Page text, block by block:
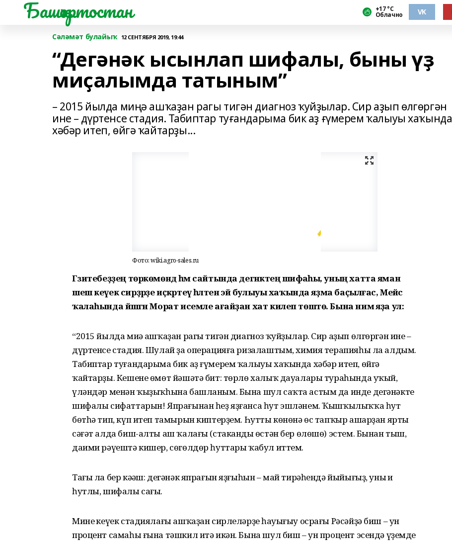
Башҡортостан +17 °С
Облачно VK
Сәләмәт булайыҡ 12 СЕНТЯБРЯ 2019, 19:44
“Дегәнәк ысынлап шифалы, быны үҙ
миҫалымда татыным”
– 2015 йылда миңә ашҡаҙан рагы тигән диагноз ҡуйҙылар. Сир аҙып өлгөргән
ине – дүртенсе стадия. Табиптар туғандарыма бик аҙ ғүмерем ҡалыуы хаҡында
хәбәр итеп, өйгә ҡайтарҙы...
Фото: wiki.agro-sales.ru
Гәзитебеҙҙең төркөмөндә һәм сайтында дегәнәктең шифаһы, уның хатта яман
шеш кеүек сирҙәрҙе иҫкәртеү һәләтенә эйә булыуы хаҡында яҙма баҫылғас, Мейәс
ҡалаһында йәшәгән Морат исемле ағайҙан хат килеп төштө. Бына нимә яҙа ул:
“2015 йылда миңә ашҡаҙан рагы тигән диагноз ҡуйҙылар. Сир аҙып өлгөргән ине –
дүртенсе стадия. Шулай ҙа операцияға ризалаштым, химия терапияһы ла алдым.
Табиптар туғандарыма бик аҙ ғүмерем ҡалыуы хаҡында хәбәр итеп, өйгә
ҡайтарҙы. Кешене өмөт йәшәтә бит: төрлө халыҡ дауалары тураһында уҡый,
үләндәр менән ҡыҙыҡһына башланым. Бына шул саҡта астым да инде дегәнәктең
шифалы сифаттарын! Япрағынан һеҙ яҙғанса һут эшләнем. Ҡышҡылыҡҡа һут
бөтһә тип, күп итеп тамырын киптерҙем. Һутты көнөнә өс тапҡыр ашарҙан ярты
сәғәт алда биш-алты аш ҡалағы (стакандың өстән бер өлөшө) эстем. Бынан тыш,
даими рәүештә кишер, сөгөлдөр һуттары ҡабул иттем.
Тағы ла бер кәңәш: дегәнәк япрағын яҙғыһын – май тирәһендә йыйығыҙ, уның иң
һутлы, шифалы сағы.
Минең кеүек стадиялағы ашҡаҙан сирлеләрҙең һауығыу осрағы Рәсәйҙә биш – ун
процент самаһы ғына тәшкил итә икән. Бына шул биш – ун процент эсендә үҙемдең